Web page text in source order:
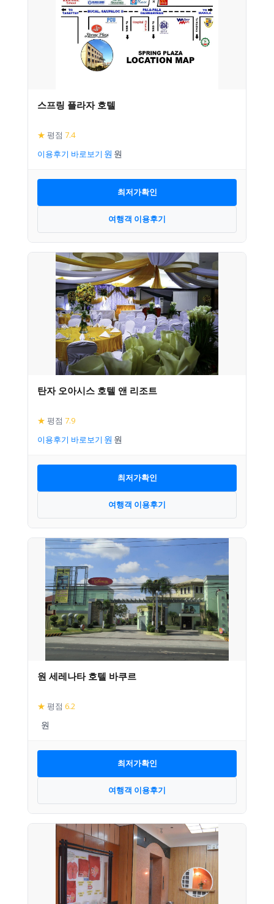
스프링 플라자 호텔
★ 평점 7.4
이용후기 바로보기
최저가확인
여행객 이용후기
탄자 오아시스 호텔 앤 리조트
★ 평점 7.9
이용후기 바로보기
최저가확인
여행객 이용후기
원 세레나타 호텔 바쿠르
★ 평점 6.2
최저가확인
여행객 이용후기